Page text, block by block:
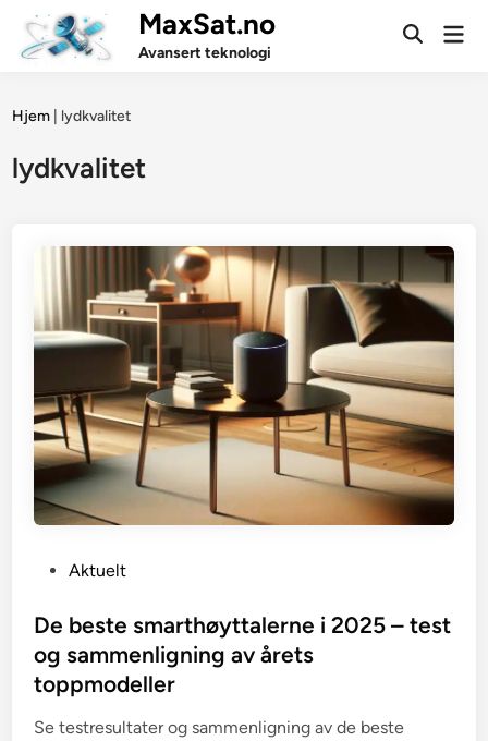
content
MaxSat.no
Avansert teknologi
Open
Hjem lydkvalitet
lydkvalitet
s
t
e
i
Aktuelt
De beste smarthøyttalerne i 2025 – test
og sammenligning av årets
toppmodeller
Se testresultater og sammenligning av de beste